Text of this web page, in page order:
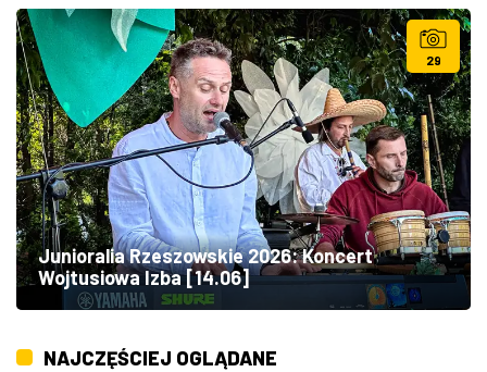
29
Junioralia Rzeszowskie 2026: Koncert
Wojtusiowa Izba [14.06]
NAJCZĘŚCIEJ OGLĄDANE